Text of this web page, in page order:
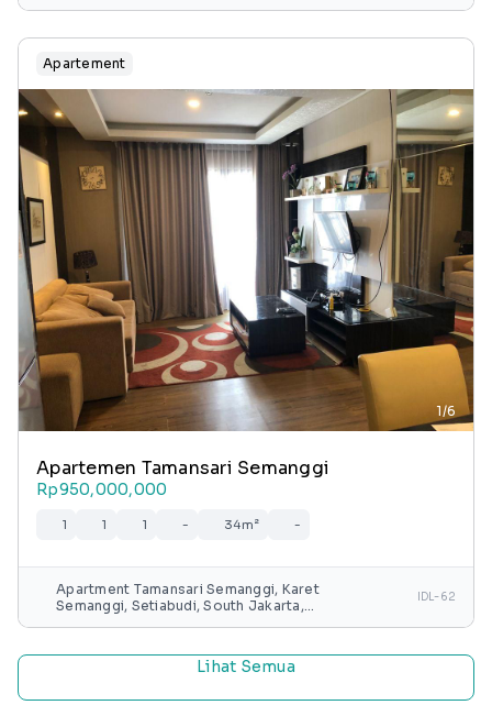
Apartement
1/6
Apartemen Tamansari Semanggi
Rp950,000,000
1 1 1 - 34m² -
Apartment Tamansari Semanggi, Karet
Semanggi, Setiabudi, South Jakarta,
IDL-62
Lihat Semua